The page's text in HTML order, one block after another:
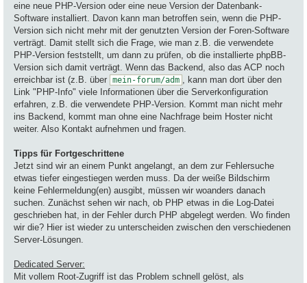
eine neue PHP-Version oder eine neue Version der Datenbank-
Software installiert. Davon kann man betroffen sein, wenn die PHP-
Version sich nicht mehr mit der genutzten Version der Foren-Software
verträgt. Damit stellt sich die Frage, wie man z.B. die verwendete
PHP-Version feststellt, um dann zu prüfen, ob die installierte phpBB-
Version sich damit verträgt. Wenn das Backend, also das ACP noch
erreichbar ist (z.B. über mein-forum/adm , kann man dort über den
Link "PHP-Info" viele Informationen über die Serverkonfiguration
erfahren, z.B. die verwendete PHP-Version. Kommt man nicht mehr
ins Backend, kommt man ohne eine Nachfrage beim Hoster nicht
weiter. Also Kontakt aufnehmen und fragen.
Tipps für Fortgeschrittene
Jetzt sind wir an einem Punkt angelangt, an dem zur Fehlersuche
etwas tiefer eingestiegen werden muss. Da der weiße Bildschirm
keine Fehlermeldung(en) ausgibt, müssen wir woanders danach
suchen. Zunächst sehen wir nach, ob PHP etwas in die Log-Datei
geschrieben hat, in der Fehler durch PHP abgelegt werden. Wo finden
wir die? Hier ist wieder zu unterscheiden zwischen den verschiedenen
Server-Lösungen.
Dedicated Server:
Mit vollem Root-Zugriff ist das Problem schnell gelöst, als